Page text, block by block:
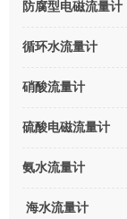
防腐型电磁流量计
循环水流量计
硝酸流量计
硫酸电磁流量计
氨水流量计
海水流量计